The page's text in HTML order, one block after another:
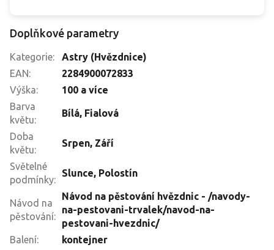
Doplňkové parametry
Kategorie:
Astry (Hvězdnice)
EAN:
2284900072833
Výška:
100 a více
Barva
květu:
Bílá, Fialová
Doba
květu:
Srpen, Září
Světelné
podmínky:
Slunce, Polostín
Návod na
pěstování:
Návod na pěstování hvězdnic - /navody-
na-pestovani-trvalek/navod-na-
pestovani-hvezdnic/
Balení:
kontejner